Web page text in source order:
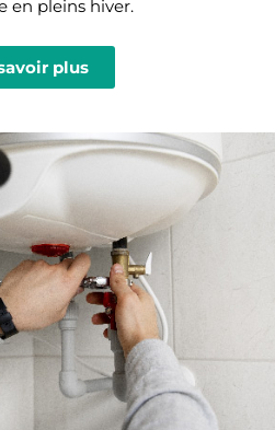
en pleins hiver.
plus